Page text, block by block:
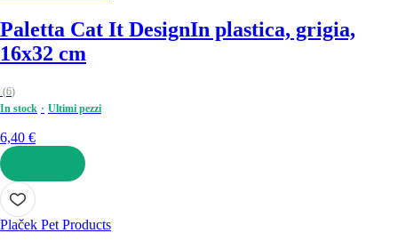
Paletta Cat It DesignIn plastica, grigia,
16x32 cm
(6)
In stock
Ultimi pezzi
6,40 €
AGGIUNGI
Plaček Pet Products